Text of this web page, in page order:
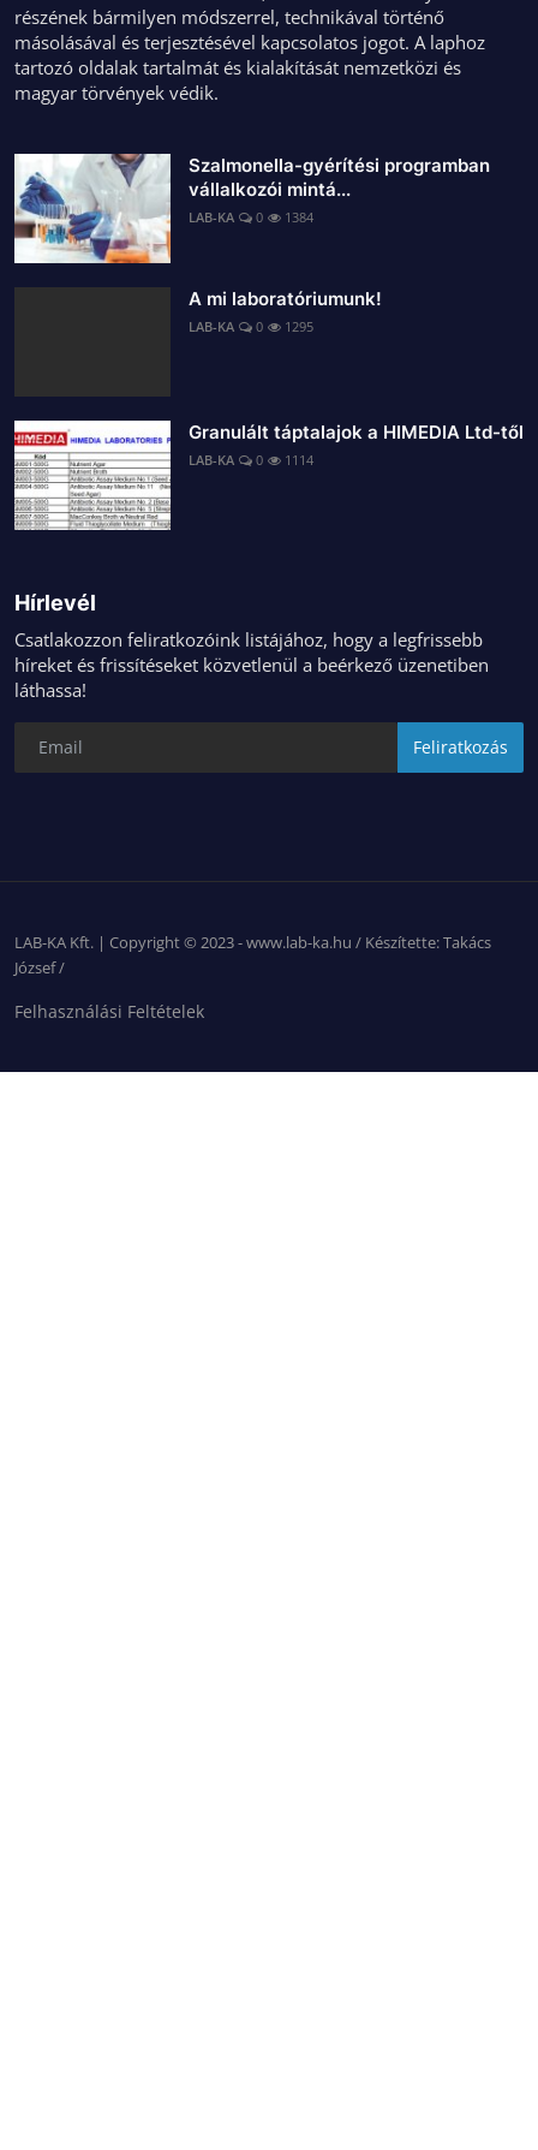
részének bármilyen módszerrel, technikával történő
másolásával és terjesztésével kapcsolatos jogot. A laphoz
tartozó oldalak tartalmát és kialakítását nemzetközi és
magyar törvények védik.
Szalmonella-gyérítési programban
vállalkozói mintá...
LAB-KA 0 1384
A mi laboratóriumunk!
LAB-KA 0 1295
Granulált táptalajok a HIMEDIA Ltd-től
LAB-KA 0 1114
Hírlevél
Csatlakozzon feliratkozóink listájához, hogy a legfrissebb
híreket és frissítéseket közvetlenül a beérkező üzenetiben
láthassa!
Feliratkozás
LAB-KA Kft. | Copyright © 2023 - www.lab-ka.hu / Készítette: Takács
József /
Felhasználási Feltételek